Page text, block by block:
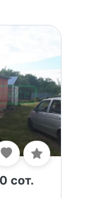
сот.